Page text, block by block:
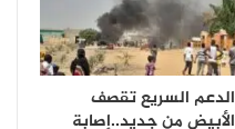
الدعم السريع تقصف
الأبيض من جديد..إصابة